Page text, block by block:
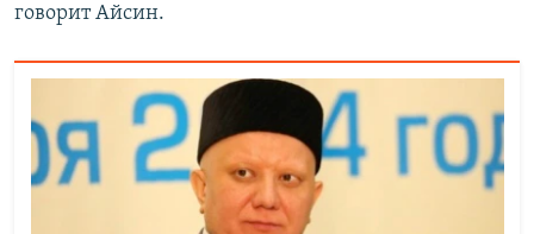
говорит Айсин.